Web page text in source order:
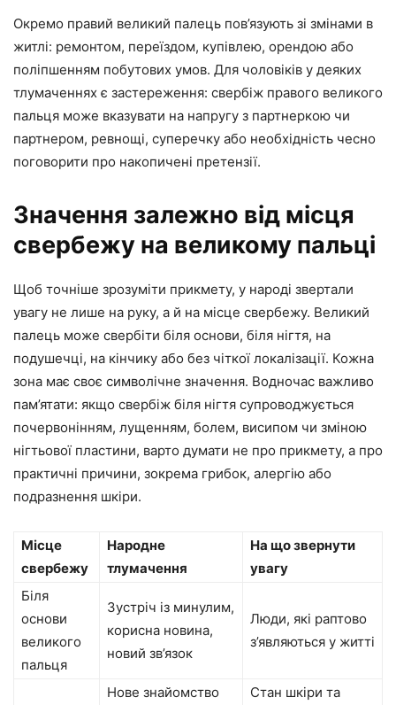
Окремо правий великий палець пов’язують зі змінами в
житлі: ремонтом, переїздом, купівлею, орендою або
поліпшенням побутових умов. Для чоловіків у деяких
тлумаченнях є застереження: свербіж правого великого
пальця може вказувати на напругу з партнеркою чи
партнером, ревнощі, суперечку або необхідність чесно
поговорити про накопичені претензії.
Значення залежно від місця
свербежу на великому пальці
Щоб точніше зрозуміти прикмету, у народі звертали
увагу не лише на руку, а й на місце свербежу. Великий
палець може свербіти біля основи, біля нігтя, на
подушечці, на кінчику або без чіткої локалізації. Кожна
зона має своє символічне значення. Водночас важливо
пам’ятати: якщо свербіж біля нігтя супроводжується
почервонінням, лущенням, болем, висипом чи зміною
нігтьової пластини, варто думати не про прикмету, а про
практичні причини, зокрема грибок, алергію або
подразнення шкіри.
Місце
свербежу
Народне
тлумачення
На що звернути
увагу
Біля
основи
великого
пальця
Зустріч із минулим,
корисна новина,
новий зв’язок
Люди, які раптово
з’являються у житті
Нове знайомство
Стан шкіри та